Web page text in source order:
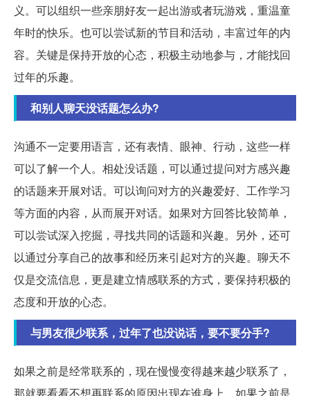
义。可以组织一些亲朋好友一起出游或者玩游戏，重温童
年时的快乐。也可以尝试新的节目和活动，丰富过年的内
容。关键是保持开放的心态，积极主动地参与，才能找回
过年的乐趣。
和别人聊天没话题怎么办?
沟通不一定要用语言，还有表情、眼神、行动，这些一样
可以了解一个人。相处没话题，可以通过提问对方感兴趣
的话题来开展对话。可以询问对方的兴趣爱好、工作学习
等方面的内容，从而展开对话。如果对方回答比较简单，
可以尝试深入挖掘，寻找共同的话题和兴趣。另外，还可
以通过分享自己的故事和经历来引起对方的兴趣。聊天不
仅是交流信息，更是建立情感联系的方式，要保持积极的
态度和开放的心态。
与男友很少联系，过年了也没说话，要不要分手?
如果之前是经常联系的，现在慢慢变得越来越少联系了，